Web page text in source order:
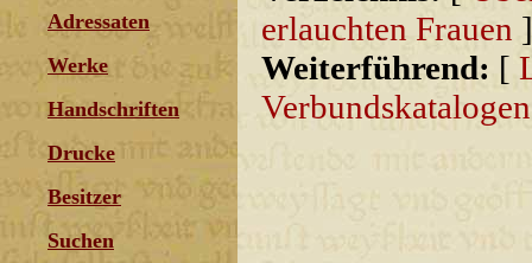
Adressaten
Werke
Handschriften
Drucke
Besitzer
Suchen
erlauchten Frauen ]
Weiterführend: [
Verbundskatalogen